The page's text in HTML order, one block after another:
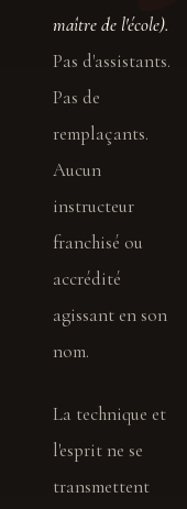
maître de l'école).
Pas d'assistants.
Pas de
remplaçants.
Aucun
instructeur
franchisé ou
accrédité
agissant en son
nom.
La technique et
l'esprit ne se
transmettent